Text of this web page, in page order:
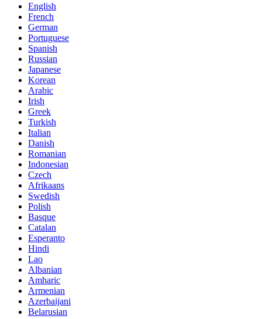
English
French
German
Portuguese
Spanish
Russian
Japanese
Korean
Arabic
Irish
Greek
Turkish
Italian
Danish
Romanian
Indonesian
Czech
Afrikaans
Swedish
Polish
Basque
Catalan
Esperanto
Hindi
Lao
Albanian
Amharic
Armenian
Azerbaijani
Belarusian